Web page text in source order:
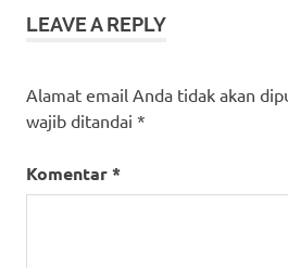
LEAVE A REPLY
Alamat email Anda tidak akan
wajib ditandai *
Komentar*